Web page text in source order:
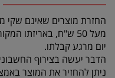
החזרת מוצרים שאינם שקי
יום מרגע קבלתו.
הדבר יעשה בצירוף